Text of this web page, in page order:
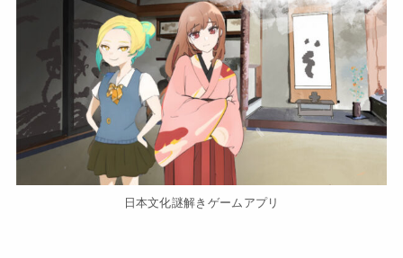
日本文化謎解きゲームアプリ